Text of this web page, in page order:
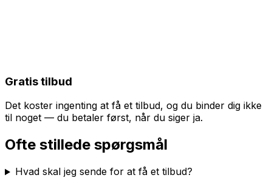
Gratis tilbud
Det koster ingenting at få et tilbud, og du binder dig ikke
til noget — du betaler først, når du siger ja.
Ofte stillede spørgsmål
Hvad skal jeg sende for at få et tilbud?